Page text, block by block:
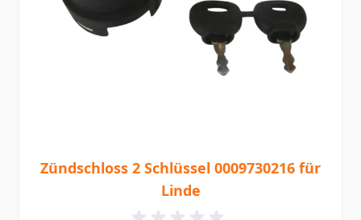
Zündschloss 2 Schlüssel 0009730216 für
Linde